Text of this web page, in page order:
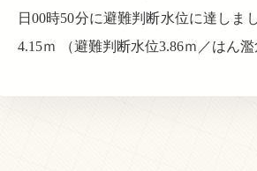
日00時50分に避難判断水位に達し
4.15ｍ （避難判断水位3.86ｍ／はん濫